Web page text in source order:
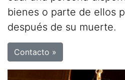
bienes o parte de ellos
después de su muerte.
Contacto »